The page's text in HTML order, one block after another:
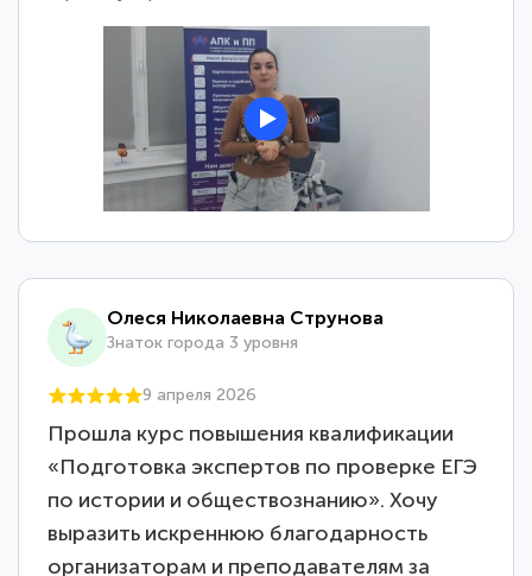
Олеся Николаевна Струнова
Знаток города 3 уровня
9 апреля 2026
Прошла курс повышения квалификации
«Подготовка экспертов по проверке ЕГЭ
по истории и обществознанию». Хочу
выразить искреннюю благодарность
организаторам и преподавателям за